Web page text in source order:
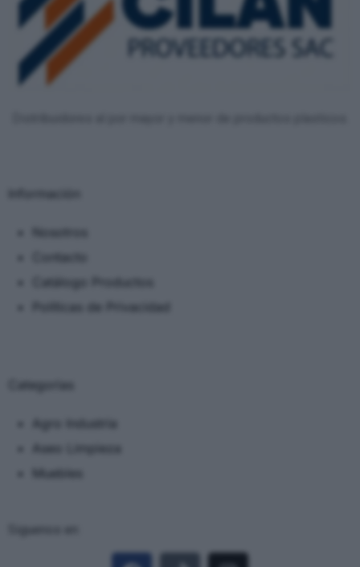
Información
Políticas de Privacidad
Categorias
Aseo Limpieza
Muebles